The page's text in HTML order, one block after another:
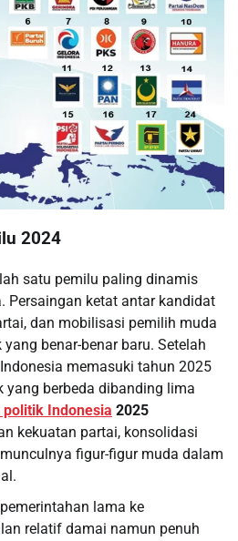
2024
satu pemilu paling dinamis
Persaingan ketat antar kandidat
dan mobilisasi pemilih muda
benar-benar baru. Setelah
memasuki tahun 2025
berbeda dibanding lima
politik Indonesia 2025
kekuatan partai, konsolidasi
figur-figur muda dalam
lama ke
relatif damai namun penuh